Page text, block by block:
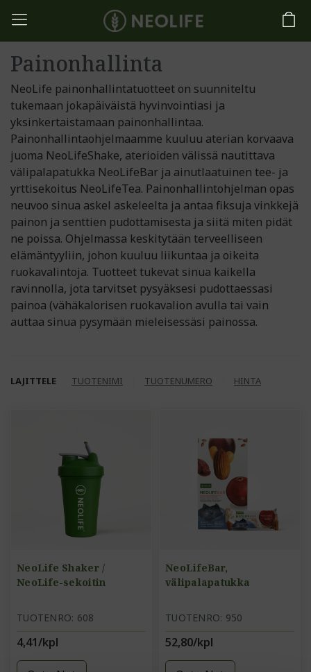
Painonhallinta
NeoLife painonhallintatuotteet on suunniteltu
tukemaan jokapäiväistä hyvinvointiasi ja
yksinkertaistamaan painonhallintaa.
Painonhallintaohjelmaamme kuuluu aterian korvaava
juoma NeoLifeShake, aterioiden välissä nautittava
välipalapatukka NeoLifeBar ja ainutlaatuinen tee- ja
yrttisekoitus NeoLifeTea. Painonhallintohjelman opas
neuvoo sinua askel askeleelta ja antaa fiksuja vinkkejä
painon ja senttien pudottamisesta ja siitä miten pidät
ne poissa. Ohjelmassa keskitytään terveelliseen
elämäntyyliin, johon kuuluu liikuntaa ja oikeita
ruokavalintoja. Tuotteet tukevat sinua kaikella
ravinnolla, jota tarvitset pysyäksesi pudottaessasi
painoa (vähäkalorisen ruokavalion avulla tai vain
auttaa sinua pysymään mieleisessäsi painossa.
LAJITTELE TUOTENIMI TUOTENUMERO HINTA
NeoLife Shaker /
NeoLife-sekoitin
TUOTENRO: 608
4,41/kpl
NeoLifeBar,
välipalapatukka
TUOTENRO: 950
52,80/kpl